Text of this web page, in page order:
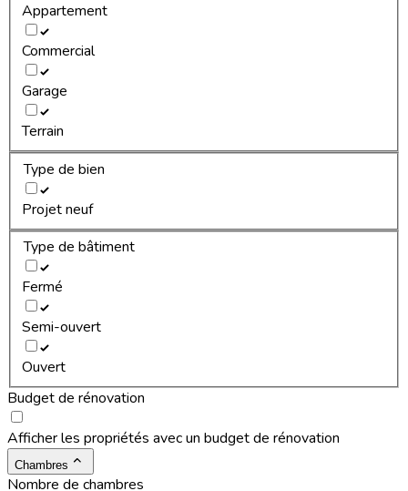
Appartement
Commercial
Garage
Terrain
Type de bien
Projet neuf
Type de bâtiment
Fermé
Semi-ouvert
Ouvert
Budget de rénovation
Afficher les propriétés avec un budget de rénovation
Chambres
Nombre de chambres